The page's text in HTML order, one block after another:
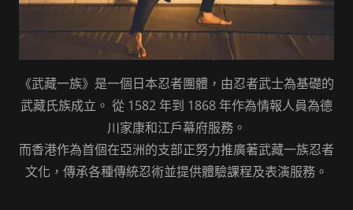
《武藏一族》是一個日本忍者團體，由忍者武士為基礎的
武藏氏族成立。 從 1582 年到 1868 年作為情報人員為德
川家康和江戶幕府服務。
而香港作為首個在亞洲的支部正努力推廣著武藏一族忍者
文化，傳承各種傳統忍術並提供體驗課程及表演服務。